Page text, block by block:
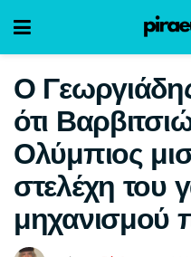
Ο
ότι
Ολύμπιος
στελέχη του
μηχανισμού